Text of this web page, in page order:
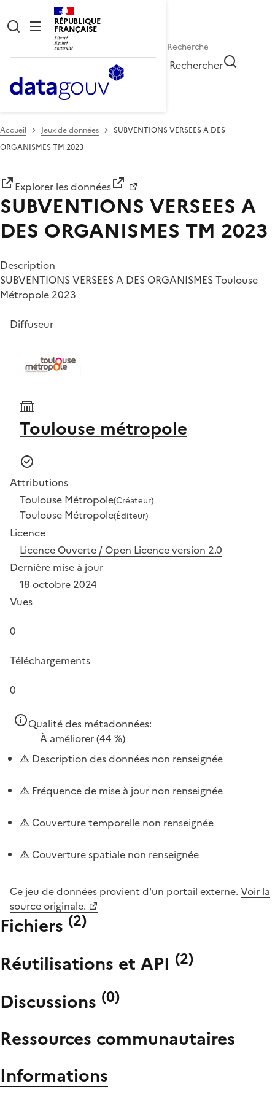
RÉPUBLIQUE
FRANÇAISE
Rechercher
Accueil Jeux de données
SUBVENTIONS VERSEES A DES
ORGANISMES TM 2023
Explorer les données
SUBVENTIONS VERSEES A
DES ORGANISMES TM 2023
Description
SUBVENTIONS VERSEES A DES ORGANISMES Toulouse
Métropole 2023
Diffuseur
Toulouse métropole
Attributions
Toulouse Métropole(Créateur)
Toulouse Métropole(Éditeur)
Licence
Licence Ouverte / Open Licence version 2.0
Dernière mise à jour
18 octobre 2024
Vues
0
Téléchargements
0
Qualité des métadonnées:
À améliorer(44 %)
Description des données non renseignée
Fréquence de mise à jour non renseignée
Couverture temporelle non renseignée
Couverture spatiale non renseignée
Ce jeu de données provient d'un portail externe. Voir la
source originale.
Fichiers (2)
Réutilisations et API (2)
Discussions (0)
Ressources communautaires
Informations